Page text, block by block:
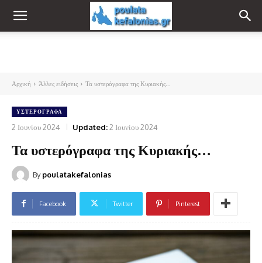
Αρχική Άλλες ειδήσεις Τα υστερόγραφα της Κυριακής...
ΥΣΤΕΡΌΓΡΑΦΑ
2 Ιουνίου 2024 Updated:2 Ιουνίου 2024
Τα υστερόγραφα της Κυριακής…
By poulatakefalonias
Facebook Twitter Pinterest